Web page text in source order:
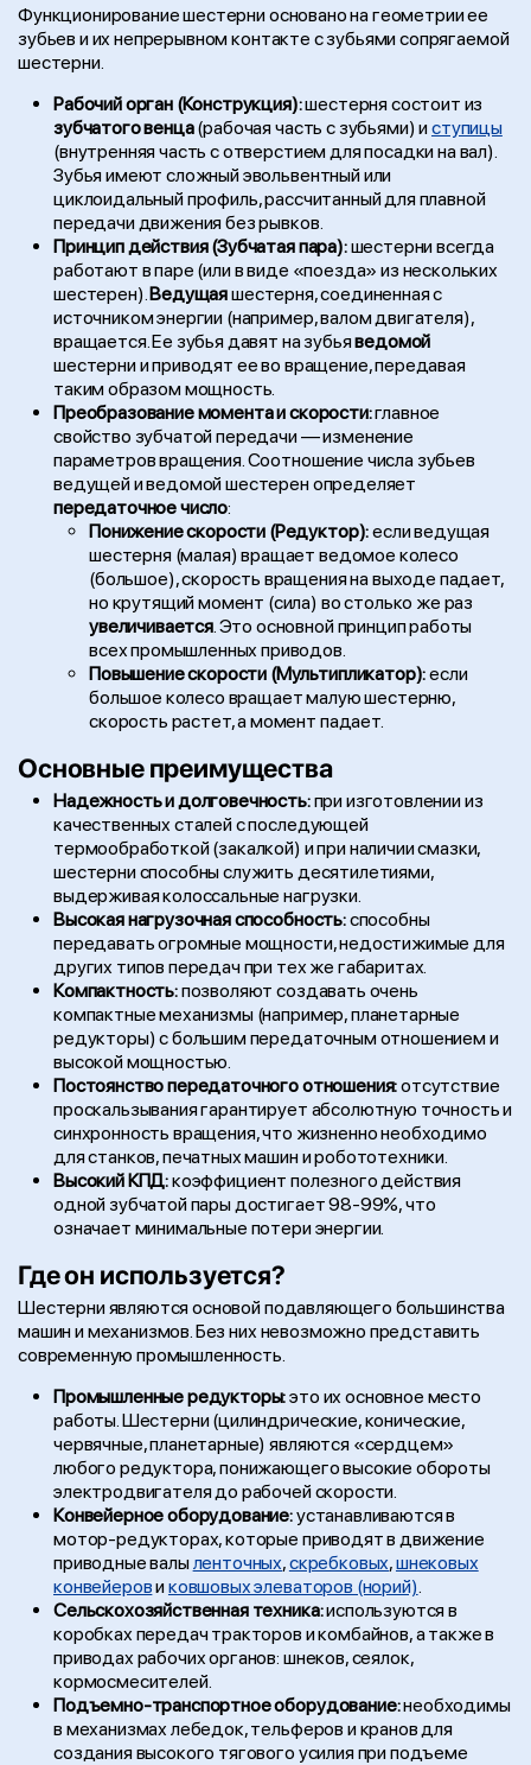
Функционирование шестерни основано на геометрии ее
зубьев и их непрерывном контакте с зубьями сопрягаемой
шестерни.
Рабочий орган (Конструкция):шестерня состоит из
зубчатого венца(рабочая часть с зубьями) иступицы
(внутренняя часть с отверстием для посадки на вал).
Зубья имеют сложный эвольвентный или
циклоидальный профиль, рассчитанный для плавной
передачи движения без рывков.
Принцип действия (Зубчатая пара):шестерни всегда
работают в паре (или в виде «поезда» из нескольких
шестерен).Ведущаяшестерня, соединенная с
источником энергии (например, валом двигателя),
вращается. Ее зубья давят на зубьяведомой
шестерни и приводят ее во вращение, передавая
таким образом мощность.
Преобразование момента и скорости:главное
свойство зубчатой передачи — изменение
параметров вращения. Соотношение числа зубьев
ведущей и ведомой шестерен определяет
передаточное число:
Понижение скорости (Редуктор):если ведущая
шестерня (малая) вращает ведомое колесо
(большое), скорость вращения на выходе падает,
но крутящий момент (сила) во столько же раз
увеличивается. Это основной принцип работы
всех промышленных приводов.
Повышение скорости (Мультипликатор):если
большое колесо вращает малую шестерню,
скорость растет, а момент падает.
Основные преимущества
Надежность и долговечность:при изготовлении из
качественных сталей с последующей
термообработкой (закалкой) и при наличии смазки,
шестерни способны служить десятилетиями,
выдерживая колоссальные нагрузки.
Высокая нагрузочная способность:способны
передавать огромные мощности, недостижимые для
других типов передач при тех же габаритах.
Компактность:позволяют создавать очень
компактные механизмы (например, планетарные
редукторы) с большим передаточным отношением и
высокой мощностью.
Постоянство передаточного отношения:отсутствие
проскальзывания гарантирует абсолютную точность и
синхронность вращения, что жизненно необходимо
для станков, печатных машин и робототехники.
Высокий КПД:коэффициент полезного действия
одной зубчатой пары достигает 98-99%, что
означает минимальные потери энергии.
Где он используется?
Шестерни являются основой подавляющего большинства
машин и механизмов. Без них невозможно представить
современную промышленность.
Промышленные редукторы:это их основное место
работы. Шестерни (цилиндрические, конические,
червячные, планетарные) являются «сердцем»
любого редуктора, понижающего высокие обороты
электродвигателя до рабочей скорости.
Конвейерное оборудование:устанавливаются в
мотор-редукторах, которые приводят в движение
приводные валыленточных,скребковых,шнековых
конвейеровиковшовых элеваторов (норий).
Сельскохозяйственная техника:используются в
коробках передач тракторов и комбайнов, а также в
приводах рабочих органов: шнеков, сеялок,
кормосмесителей.
Подъемно-транспортное оборудование:необходимы
в механизмах лебедок, тельферов и кранов для
создания высокого тягового усилия при подъеме